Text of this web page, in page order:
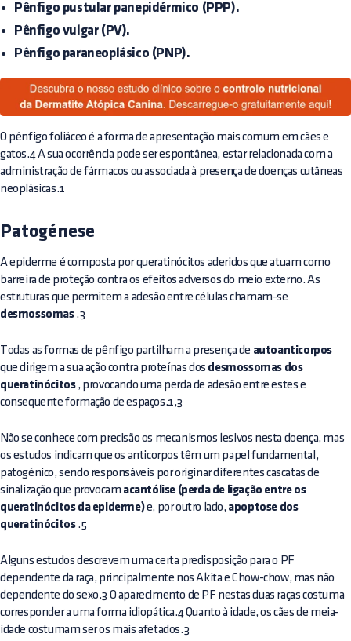
Pênfigo pustular panepidérmico (PPP).
Pênfigo vulgar (PV).
Pênfigo paraneoplásico (PNP).
O pênfigo foliáceo é a forma de apresentação mais comum em cães e
gatos.4 A sua ocorrência pode ser espontânea, estar relacionada com a
administração de fármacos ou associada à presença de doenças cutâneas
neoplásicas.1
Patogénese
A epiderme é composta por queratinócitos aderidos que atuam como
barreira de proteção contra os efeitos adversos do meio externo. As
estruturas que permitem a adesão entre células chamam-se
desmossomas.3
Todas as formas de pênfigo partilham a presença de autoanticorpos
que dirigem a sua ação contra proteínas dos desmossomas dos
queratinócitos, provocando uma perda de adesão entre estes e
consequente formação de espaços.1,3
Não se conhece com precisão os mecanismos lesivos nesta doença, mas
os estudos indicam que os anticorpos têm um papel fundamental,
patogénico, sendo responsáveis por originar diferentes cascatas de
sinalização que provocam acantólise (perda de ligação entre os
queratinócitos da epiderme)e, por outro lado, apoptose dos
queratinócitos.5
Alguns estudos descrevem uma certa predisposição para o PF
dependente da raça, principalmente nos Akita e Chow-chow, mas não
dependente do sexo.3 O aparecimento de PF nestas duas raças costuma
corresponder a uma forma idiopática.4 Quanto à idade, os cães de meia-
idade costumam ser os mais afetados.3